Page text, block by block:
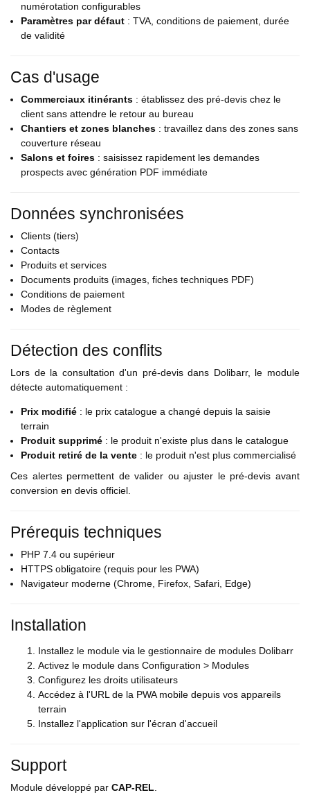
numérotation configurables
Paramètres par défaut : TVA, conditions de paiement, durée
de validité
Cas d'usage
Commerciaux itinérants : établissez des pré-devis chez le
client sans attendre le retour au bureau
Chantiers et zones blanches : travaillez dans des zones sans
couverture réseau
Salons et foires : saisissez rapidement les demandes
prospects avec génération PDF immédiate
Données synchronisées
Clients (tiers)
Contacts
Produits et services
Documents produits (images, fiches techniques PDF)
Conditions de paiement
Modes de règlement
Détection des conflits
Lors de la consultation d'un pré-devis dans Dolibarr, le module
détecte automatiquement :
Prix modifié : le prix catalogue a changé depuis la saisie
terrain
Produit supprimé : le produit n'existe plus dans le catalogue
Produit retiré de la vente : le produit n'est plus commercialisé
Ces alertes permettent de valider ou ajuster le pré-devis avant
conversion en devis officiel.
Prérequis techniques
PHP 7.4 ou supérieur
HTTPS obligatoire (requis pour les PWA)
Navigateur moderne (Chrome, Firefox, Safari, Edge)
Installation
Installez le module via le gestionnaire de modules Dolibarr
Activez le module dans Configuration > Modules
Configurez les droits utilisateurs
Accédez à l'URL de la PWA mobile depuis vos appareils
terrain
Installez l'application sur l'écran d'accueil
Support
Module développé par CAP-REL.